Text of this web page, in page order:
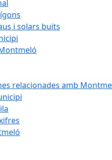
i solars buits
relacionades amb